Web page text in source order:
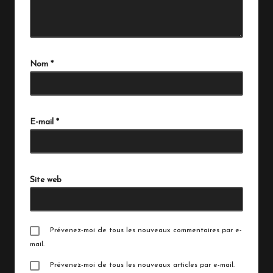
Nom *
E-mail *
Site web
Prévenez-moi de tous les nouveaux commentaires par e-
mail.
Prévenez-moi de tous les nouveaux articles par e-mail.